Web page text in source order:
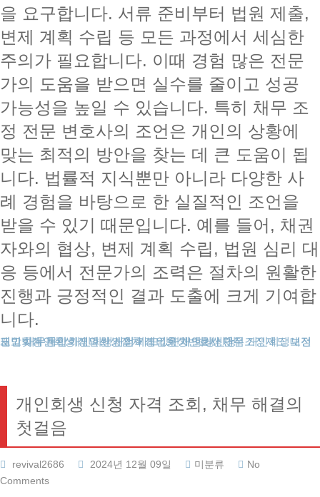
을 요구합니다. 서류 준비부터 법원 제출,
변제 계획 수립 등 모든 과정에서 세심한
주의가 필요합니다. 이때 경험 많은 전문
가의 도움을 받으면 실수를 줄이고 성공
가능성을 높일 수 있습니다. 특히 채무 조
정 전문 변호사의 조언은 개인의 상황에
맞는 최적의 방안을 찾는 데 큰 도움이 됩
니다. 법률적 지식뿐만 아니라 다양한 사
례 경험을 바탕으로 한 실질적인 조언을
받을 수 있기 때문입니다. 예를 들어, 채권
자와의 협상, 변제 계획 수립, 법원 심리 대
응 등에서 전문가의 조력은 절차의 원활한
진행과 긍정적인 결과 도출에 크게 기여합
니다.
도박빚개인회생 개인회생절차 개인회생변호사 채무조정제도
대전개인회생 개인회생파산 개인회생비용 개인회생단점
개인회생보정권고 채무통합 개인회생신청 카드값연체 회생신청
개인회생 신청 자격 조회, 채무 해결의
첫걸음
revival2686 2024년 12월 09일 미분류
No
Comments